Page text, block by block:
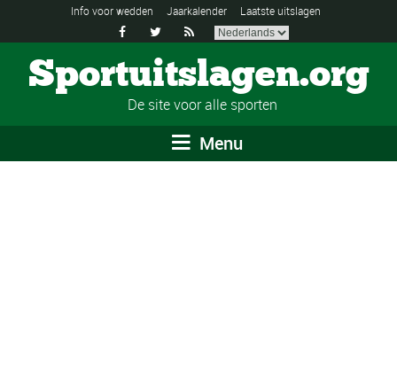
Info voor wedden Jaarkalender Laatste uitslagen
  
Sportuitslagen.org
De site voor alle sporten
Menu